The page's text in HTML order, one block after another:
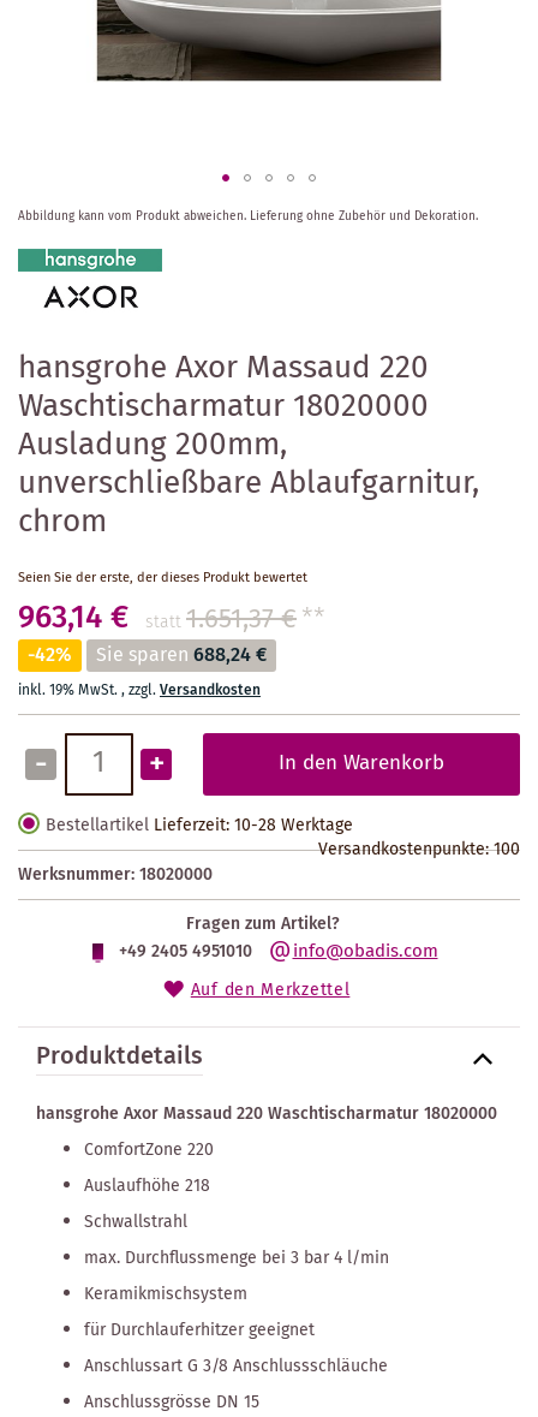
hansgrohe Axor Massaud 220
Waschtischarmatur 18020000
Ausladung 200mm,
unverschließbare Ablaufgarnitur,
chrom
Seien Sie der erste, der dieses Produkt bewertet
963,14 € statt1.651,37 €**
-42% Sie sparen 688,24 €
inkl. 19% MwSt.,zzgl.Versandkosten
- + In den Warenkorb
Bestellartikel Lieferzeit: 10-28 Werktage
Versandkostenpunkte:100
Werksnummer:18020000
Fragen zum Artikel?
+49 2405 4951010
info@obadis.com
Auf den Merkzettel
Zum
Anfang
der
Bildergalerie
springen
Abbildung kann vom Produkt abweichen. Lieferung ohne Zubehör und Dekoration.
Produktdetails
hansgrohe Axor Massaud 220 Waschtischarmatur 18020000
ComfortZone 220
Auslaufhöhe 218
Schwallstrahl
max. Durchflussmenge bei 3 bar 4 l/min
Keramikmischsystem
für Durchlauferhitzer geeignet
Anschlussart G 3/8 Anschlussschläuche
Anschlussgrösse DN 15